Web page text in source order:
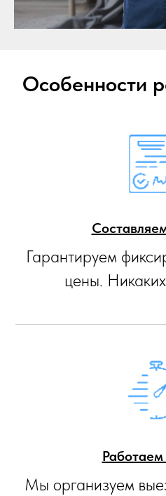
Особенности
Гарантируем
цены.
Мы организуем